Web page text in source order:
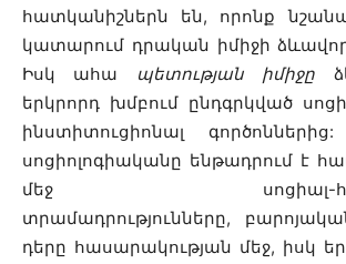
հատկանիշներն են, որոնք
կատարում դրական իմիջի
Իսկ ահա
պետության իմիջը
երկրորդ խմբում ընդգրկված
ինստիտուցիոնալ
սոցիոլոգիականը ենթադրում է
մեջ սոցիալ-
տրամադրությունները,
դերը հասարակության մեջ, իսկ